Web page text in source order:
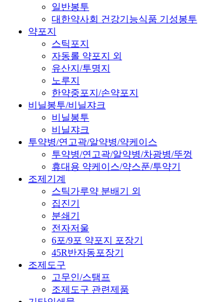
일반봉투
대한약사회 건강기능식품 기성봉투
약포지
스틱포지
자동롤 약포지 외
유산지/투명지
노루지
한약중포지/손약포지
비닐봉투/비닐쟈크
비닐봉투
비닐쟈크
투약병/연고곽/알약병/약케이스
투약병/연고곽/알약병/차광병/뚜껑
휴대용 약케이스/약스푼/투약기
조제기계
스틱가루약 분배기 외
집진기
분쇄기
전자저울
6포/9포 약포지 포장기
45R반자동포장기
조제도구
고무인/스탬프
조제도구 관련제품